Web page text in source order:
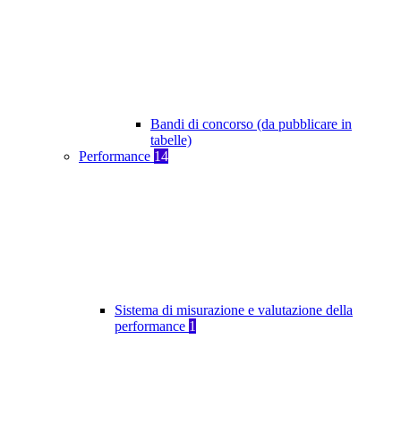
Bandi di concorso (da pubblicare in
tabelle)
Performance 14
Sistema di misurazione e valutazione della
performance 1